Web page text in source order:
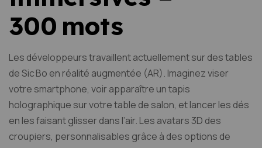
300 mots
Les développeurs travaillent actuellement sur des tables
de Sic Bo en réalité augmentée (AR). Imaginez viser
votre smartphone, voir apparaître un tapis
holographique sur votre table de salon, et lancer les dés
en les faisant glisser dans l’air. Les avatars 3D des
croupiers, personnalisables grâce à des options de